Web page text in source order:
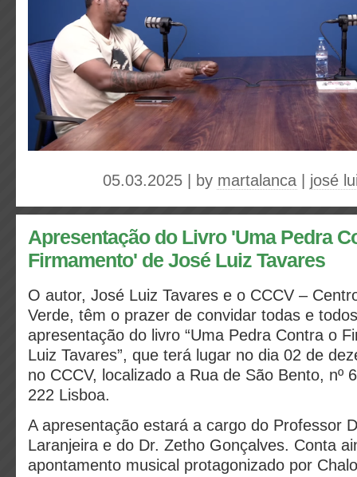
05.03.2025 | by martalanca josé
Apresentação do Livro 'Uma Pedra
Firmamento' de José Luiz Tavares
O autor, José Luiz Tavares e o CCCV –
Verde, têm o prazer de convidar todas e
apresentação do livro “Uma Pedra Contra o
Luiz Tavares”, que terá lugar no dia 02 de
no CCCV, localizado a Rua de São Bento, nº
222 Lisboa.
A apresentação estará a cargo do Professor
Laranjeira e do Dr. Zetho Gonçalves. Conta
apontamento musical protagonizado por